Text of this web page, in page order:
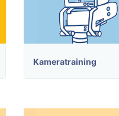
Kameratraining